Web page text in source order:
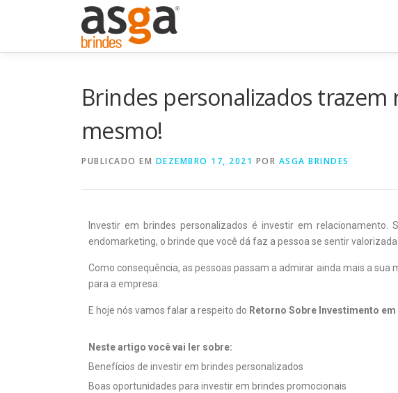
Brindes personalizados trazem
mesmo!
PUBLICADO EM DEZEMBRO 17, 2021 POR ASGA BRINDES
Investir em brindes personalizados é investir em
endomarketing, o brinde que você dá faz a pessoa se sentir valorizada
Como consequência, as pessoas passam a admirar ainda mais a
para a empresa.
E hoje nós vamos falar a respeito do Retorno Sobre Investimento
Neste artigo você vai ler sobre:
Benefícios de investir em brindes personalizados
Boas oportunidades para investir em brindes promocionais